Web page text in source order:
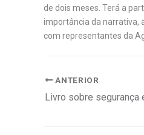
de dois meses. Terá a
importância da narrativa,
com representantes da
ANTERIOR